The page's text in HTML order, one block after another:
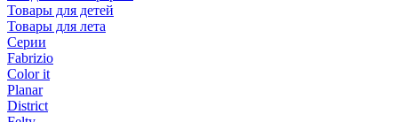
Товары для детей
Товары для лета
Серии
Fabrizio
Color it
Planar
District